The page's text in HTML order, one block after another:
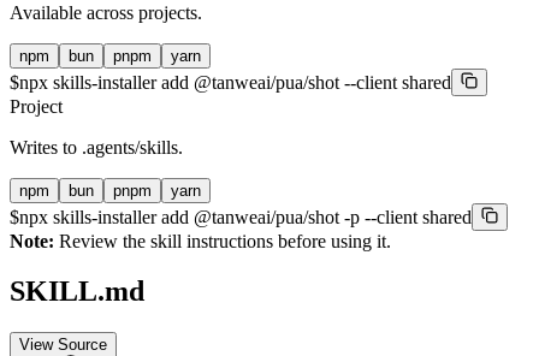
Available across projects.
npm bun pnpm yarn
$npx skills-installer add @tanweai/pua/shot --client shared
Project
Writes to .agents/skills.
npm bun pnpm yarn
$npx skills-installer add @tanweai/pua/shot -p --client shared
Note: Review the skill instructions before using it.
SKILL.md
View Source